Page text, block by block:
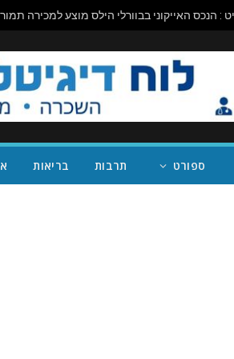
ספורט תרבות בריאות